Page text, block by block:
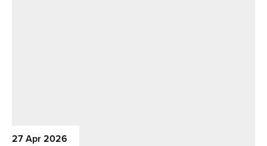
27 Apr 2026